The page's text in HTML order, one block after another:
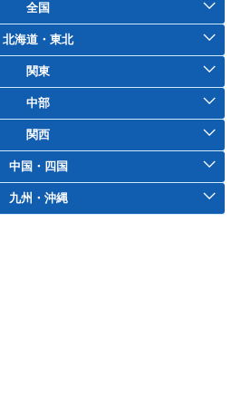
全国
北海道・東北
関東
中部
関西
中国・四国
九州・沖縄